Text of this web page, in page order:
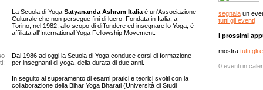
La Scuola di Yoga Satyananda Ashram Italiaè un'Associazione
Culturale che non persegue fini di lucro. Fondata in Italia, a
Torino, nel 1982, allo scopo di diffondere ed insegnare lo Yoga, è
affiliata all'International Yoga Fellowship Movement.
Dal 1986 ad oggi la Scuola di Yoga conduce corsi di formazione
per insegnanti di yoga, della durata di due anni.
In seguito al superamento di esami pratici e teorici svolti con la
collaborazione della Bihar Yoga Bharati (Università di Studi
segnalaun
tutti gli eventi
i prossimi
mostra tutti gli
0 eventi in